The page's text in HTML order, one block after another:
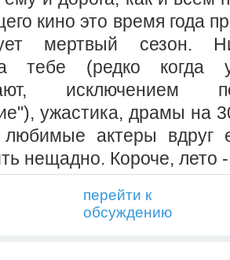
кино это время года
мертвый сезон.
тебе (редко когда
исключением
ужастика, драмы на
актеры вдруг
нещадно. Короче, лето
перейти к
обсуждению